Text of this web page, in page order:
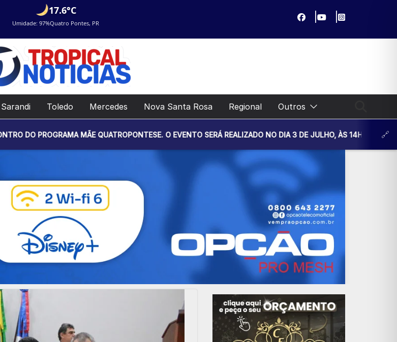
17.6°C
Umidade: 97%Quatro Pontes, PR
Toledo Mercedes Nova Santa Rosa Regional Outros
MÃE QUATROPONTESE. O EVENTO SERÁ REALIZADO NO DIA 3 DE JULHO, ÀS 14H30, NA UNIDADE